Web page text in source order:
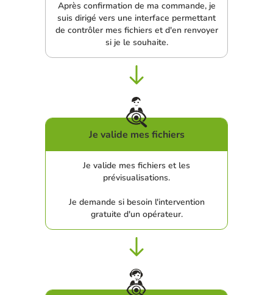
Après confirmation de ma commande, je
suis dirigé vers une interface permettant
de contrôler mes fichiers et d'en renvoyer
si je le souhaite.
Je valide mes fichiers
Je valide mes fichiers et les
prévisualisations.
Je demande si besoin l'intervention
gratuite d'un opérateur.